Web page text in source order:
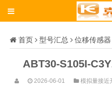
首页 型号汇总 位移传感器
ABT30-S105I-
2026-06-01 模拟量接近